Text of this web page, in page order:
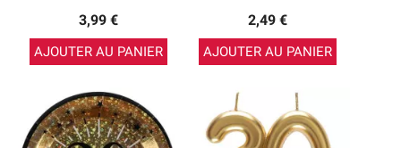
3,99 €
AJOUTER AU PANIER
2,49 €
AJOUTER AU PANIER